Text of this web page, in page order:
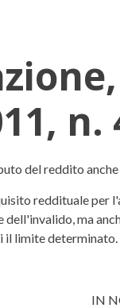
n.
del reddito
reddituale per
ma
limite
IN